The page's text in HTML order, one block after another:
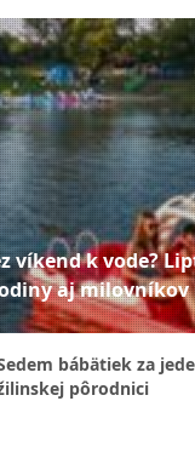
víkend k vode?
aj milovníkov
bábätiek za
pôrodnici